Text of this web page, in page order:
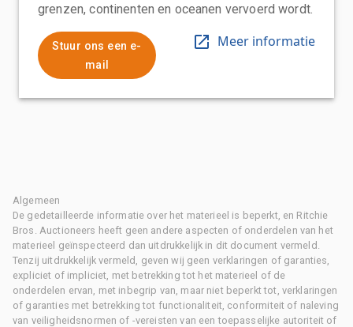
grenzen, continenten en oceanen vervoerd wordt.
Stuur ons een e-
mail
Meer informatie
Algemeen
De gedetailleerde informatie over het materieel is beperkt, en Ritchie
Bros. Auctioneers heeft geen andere aspecten of onderdelen van het
materieel geïnspecteerd dan uitdrukkelijk in dit document vermeld.
Tenzij uitdrukkelijk vermeld, geven wij geen verklaringen of garanties,
expliciet of impliciet, met betrekking tot het materieel of de
onderdelen ervan, met inbegrip van, maar niet beperkt tot, verklaringen
of garanties met betrekking tot functionaliteit, conformiteit of naleving
van veiligheidsnormen of -vereisten van een toepasselijke autoriteit of